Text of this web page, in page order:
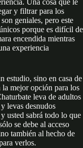
Una cosa que le
y filtrar para los
geniales, pero este
porque es difícil de
encendida mientras
experiencia
estudio, sino en casa de
la mejor opción para los
leva de adultos
levas desnudos
usted sabrá todo lo que
se debe al acceso
también al hecho de
verlos.